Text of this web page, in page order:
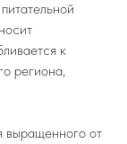
к
региона,
выращенного от